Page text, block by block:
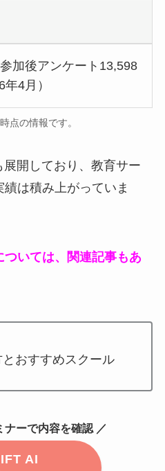
加後アンケート13,598
4月）
点の情報です。
開しており、教育サー
は積み上がっていま
いては、関連記事もあ
おすすめスクール
ナーで内容を確認 ／
AI